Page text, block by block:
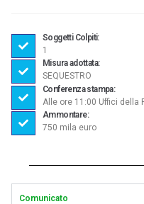
Soggetti Colpiti:
1
Misura adottata:
SEQUESTRO
Conferenza stampa:
Alle ore 11:00 Uffici della
Ammontare:
750 mila euro
Comunicato